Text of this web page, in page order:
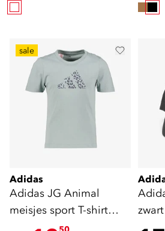
sale
Adidas
Adidas JG Animal
meisjes sport T-shirt
groen
zwart